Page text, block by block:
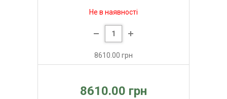
Не в наявності
8610.00 грн
8610.00 грн